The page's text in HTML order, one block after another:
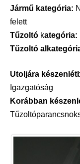
Jármű kategória:
felett
Tűzoltó kategória:
Tűzoltó
Utoljára
Igazgatóság
Korábban